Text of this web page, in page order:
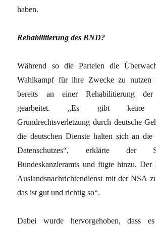
haben.
Rehabilitierung des BND?
Während so die Parteien die
Wahlkampf für ihre Zwecke zu nutzen
bereits an einer Rehabilitierung der
gearbeitet. „Es gibt keine
Grundrechtsverletzung durch deutsche
die deutschen Dienste halten sich an die
Datenschutzes“, erklärte der
Bundeskanzleramts und fügte hinzu.
Auslandsnachrichtendienst mit der NSA
das ist gut und richtig so“.
Dabei wurde hervorgehoben, dass